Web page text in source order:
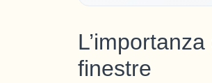
finestre